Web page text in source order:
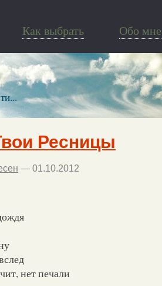
Как выбрать Обо мне
Ресницы
— 01.10.2012
нет печали